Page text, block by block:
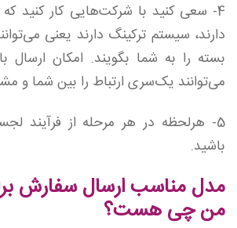
4- سعی کنید با شرکت‌هایی کار کنید که
دارند، سیستم ترکینگ دارند یعنی
بسته را به شما بگویند. امکان ارسال
می‌توانند یک‌سری ارتباط را بین شما و
5- هرلحظه در هر مرحله از فرآیند
باشید.
مدل مناسب ارسال سفارش
من چی هست؟